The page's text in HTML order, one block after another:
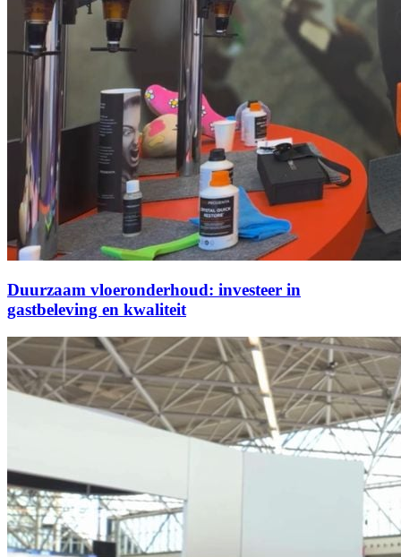
Duurzaam vloeronderhoud: investeer in
gastbeleving en kwaliteit